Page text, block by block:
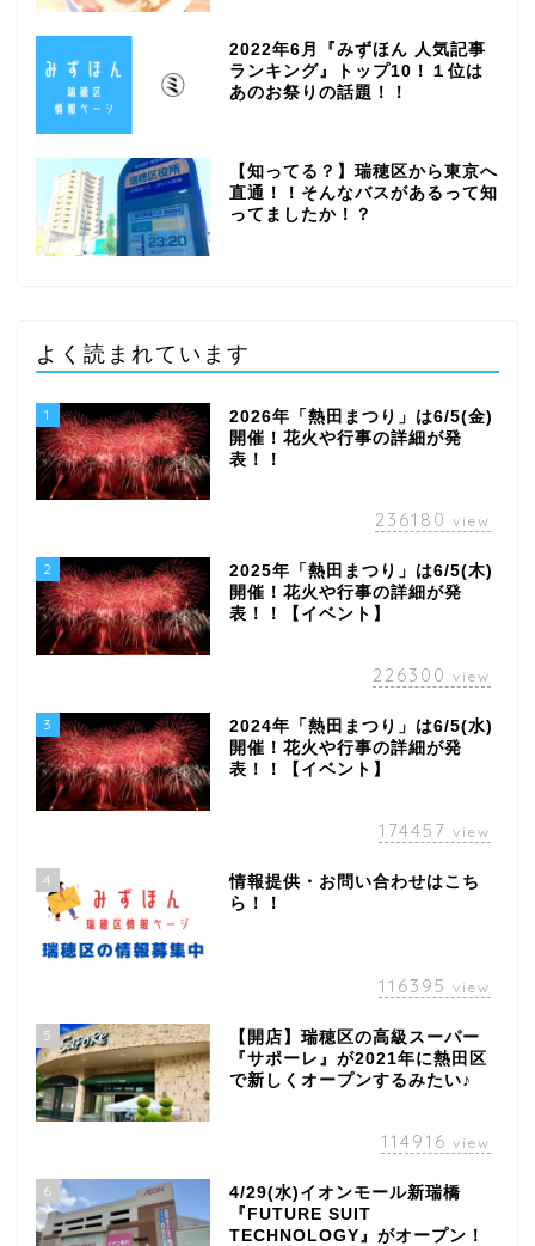
2022年6月『みずほん 人気記事
ランキング』トップ10！１位は
あのお祭りの話題！！
【知ってる？】瑞穂区から東京へ
直通！！そんなバスがあるって知
ってましたか！？
よく読まれています
1
2026年「熱田まつり」は6/5(金)
開催！花火や行事の詳細が発
表！！
236180 view
2
2025年「熱田まつり」は6/5(木)
開催！花火や行事の詳細が発
表！！【イベント】
226300 view
3
2024年「熱田まつり」は6/5(水)
開催！花火や行事の詳細が発
表！！【イベント】
174457 view
4
情報提供・お問い合わせはこち
ら！！
116395 view
5
【開店】瑞穂区の高級スーパー
『サポーレ』が2021年に熱田区
で新しくオープンするみたい♪
114916 view
6
4/29(水)イオンモール新瑞橋
『FUTURE SUIT
TECHNOLOGY』がオープン！